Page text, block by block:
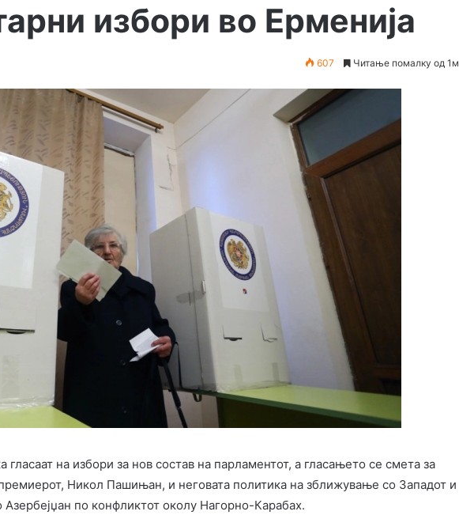
избори во Ерменија
607 Читање помалку од 1м
гласаат на избори за нов состав на парламентот, а гласањето се смета за
Никол Пашињан, и неговата политика на зближување со Западот и
Азербејџан по конфликтот околу Нагорно-Карабах.